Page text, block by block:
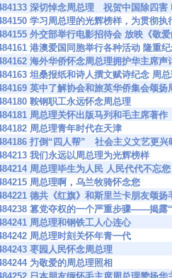
深切悼念周总理 祝贺中国除四害
学习周总理的光辉榜样，为贯彻
外交部举行电影招待会 放映《敬
港澳爱国同胞举行各种活动 隆重
海外华侨怀念周总理拥护华主席
坦桑报纸和诗人撰文赋诗纪念 周
英中了解协会和旅英华侨集会颂
鞍钢职工永远怀念周总理
周总理关怀出版马列和毛主席著作
周总理青年时代在天津
打倒“四人帮” 社会主义文艺更
我们永远以周总理为光辉榜样
周总理毕生为人民 人民代代不忘您
周总理啊，乌兰牧骑怀念您
德共《红旗》和斯里兰卡朋友颂
篡党夺权的一个严重步骤——揭露
周总理和钢铁工人心连心
周总理时刻关怀年青一代
枣园人民怀念周总理
为敬爱的周总理照相